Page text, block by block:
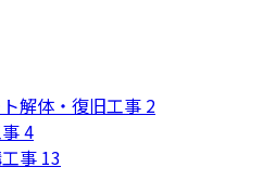
解体・復旧工事 2
4
事 13